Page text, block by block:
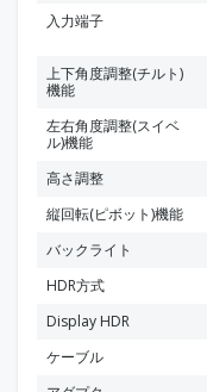
入力端子
上下角度調整(チルト)
機能
左右角度調整(スイベ
ル)機能
高さ調整
縦回転(ピボット)機能
バックライト
HDR方式
Display HDR
ケーブル